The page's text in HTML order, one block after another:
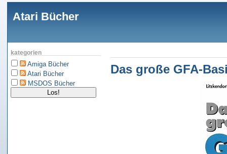
Atari Bücher
kategorien
Amiga Bücher
Atari Bücher
MSDOS Bücher
Das große GFA-